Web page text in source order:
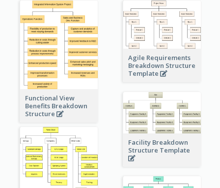
Functional View
Benefits Breakdown
Structure
Agile Requirements
Breakdown Structure
Template
Facility Breakdown
Structure Template